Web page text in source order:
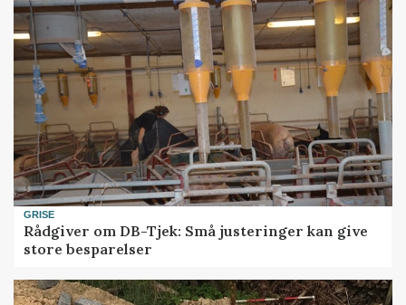
GRISE
Rådgiver om DB-Tjek: Små justeringer kan give
store besparelser